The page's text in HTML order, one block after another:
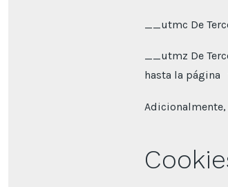
__utmc De
__utmz De
hasta la página